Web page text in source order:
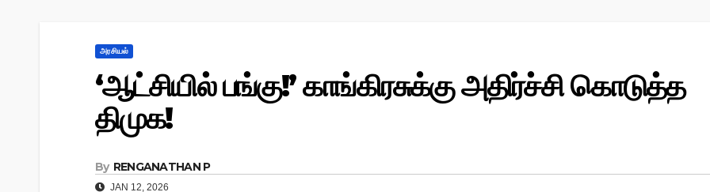
அரசியல்
‘ஆட்சியில் பங்கு!’ காங்கிரசுக்கு அதிர்ச்சி கொடுத்த
திமுக!
By RENGANATHAN P
JAN 12, 2026